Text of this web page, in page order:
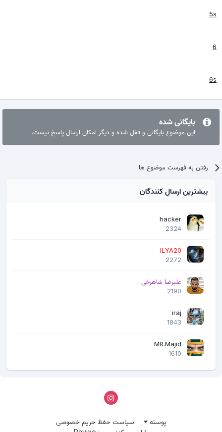
5s
6s
بایگانی شده
این موضوع بایگانی و قفل شده و دیگر امکان ارسال پاسخ نیست.
رفتن به فهرست موضوع ها
بیشترین ارسال کنندگان
hacker
2324
ILYA20
2272
علیرضا شاهرخی
2190
iraj
1843
MR.Majid
1610
پوسته
سیاست حفظ حریم خصوصی